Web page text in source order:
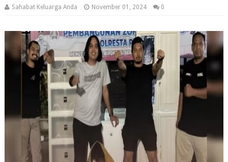
Sahabat Keluarga Anda November 01, 2024 0